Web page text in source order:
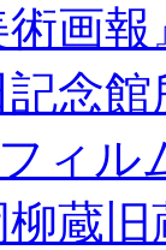
術画
念
ィル
蔵旧